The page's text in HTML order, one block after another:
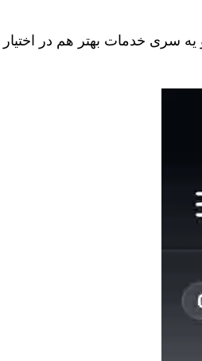
سری خدمات بهتر هم در اختیار